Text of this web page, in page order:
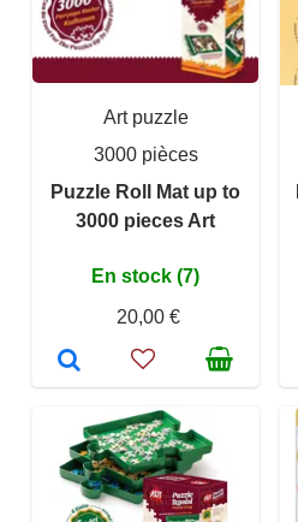
Art puzzle
3000 pièces
Puzzle Roll Mat up to
3000 pieces Art
En stock (7)
20,00 €